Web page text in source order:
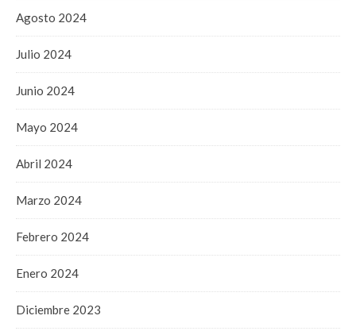
Agosto 2024
Julio 2024
Junio 2024
Mayo 2024
Abril 2024
Marzo 2024
Febrero 2024
Enero 2024
Diciembre 2023